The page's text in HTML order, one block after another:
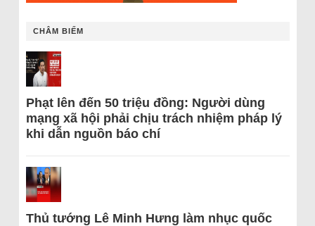
CHÂM BIẾM
Phạt lên đến 50 triệu đồng: Người dùng
mạng xã hội phải chịu trách nhiệm pháp lý
khi dẫn nguồn báo chí
Thủ tướng Lê Minh Hưng làm nhục quốc